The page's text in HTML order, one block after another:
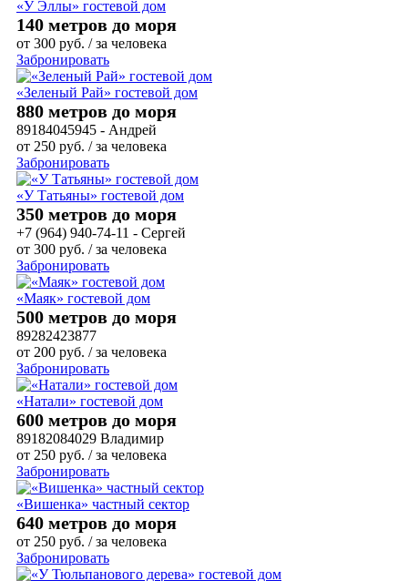
«У Эллы» гостевой дом
140 метров до моря
от 300 руб. / за человека
Забронировать
«Зеленый Рай» гостевой дом
880 метров до моря
89184045945 - Андрей
от 250 руб. / за человека
Забронировать
«У Татьяны» гостевой дом
350 метров до моря
+7 (964) 940-74-11 - Сергей
от 300 руб. / за человека
Забронировать
«Маяк» гостевой дом
500 метров до моря
89282423877
от 200 руб. / за человека
Забронировать
«Натали» гостевой дом
600 метров до моря
89182084029 Владимир
от 250 руб. / за человека
Забронировать
«Вишенка» частный сектор
640 метров до моря
от 250 руб. / за человека
Забронировать